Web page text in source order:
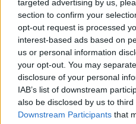
targeted advertising by us,
section to confirm your
opt-out request is processed
interest-based ads based on
us or personal information
your opt-out. You may
disclosure of your personal
IAB’s list of downstream
also be disclosed by us to
Downstream Participants that
Corbu
román